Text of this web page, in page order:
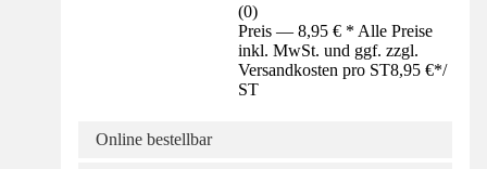
(0)
Preis — 8,95 € * Alle Preise
inkl. MwSt. und ggf. zzgl.
Versandkosten pro ST8,95 €*/
ST
Online bestellbar